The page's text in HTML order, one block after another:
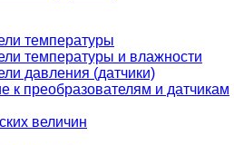
температуры
температуры и влажности
давления (датчики)
к преобразователям и датчикам
величин